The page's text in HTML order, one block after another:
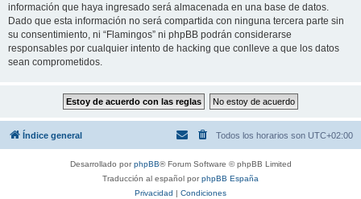
información que haya ingresado será almacenada en una base de datos.
Dado que esta información no será compartida con ninguna tercera parte sin
su consentimiento, ni “Flamingos” ni phpBB podrán considerarse
responsables por cualquier intento de hacking que conlleve a que los datos
sean comprometidos.
Índice general Todos los horarios son UTC+02:00
Desarrollado porphpBB® Forum Software © phpBB Limited
Traducción al español porphpBB España
Privacidad | Condiciones